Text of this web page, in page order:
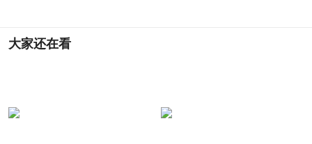
大家还在看